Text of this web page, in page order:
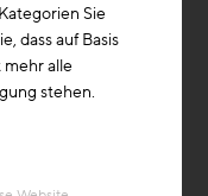
der
Sie
dass auf Basis
alle
stehen.